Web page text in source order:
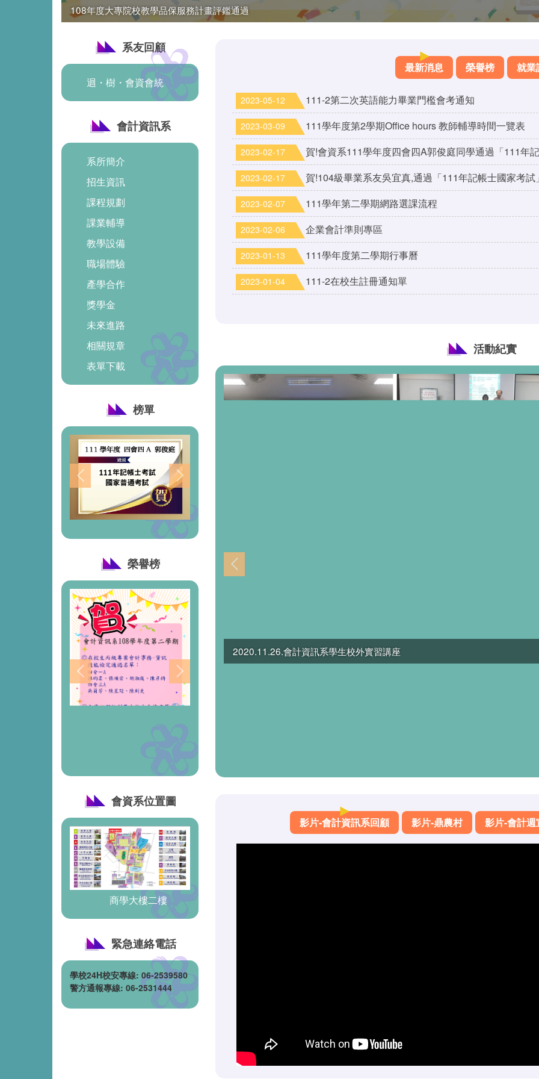
108年度大專院校教學品保服務計畫評鑑通過
一張證書、二種技能
系友回顧
迴・樹・會資會統
會計資訊系
系所簡介
招生資訊
課程規劃
課業輔導
教學設備
職場體驗
產學合作
獎學金
未來進路
相關規章
表單下載
榜單
榮譽榜
會資系位置圖
商學大樓二樓
緊急連絡電話
學校24H校安專線: 06-2539580
警方通報專線: 06-2531444
最新消息 榮譽榜 就業
2023-05-12 111-2第二次英語能力畢業門檻會考通知
2023-03-09 111學年度第2學期Office hours 教師輔導時間一覽表
2023-02-17 賀!會資系111學年度四會四A郭俊庭同學通過「111年
2023-02-17 賀!104級畢業系友吳宜真,通過「111年記帳士國家考試
2023-02-07 111學年第二學期網路選課流程
2023-02-06 企業會計準則專區
2023-01-13 111學年度第二學期行事曆
2023-01-04 111-2在校生註冊通知單
活動紀實
2020.11.26.會計資訊系學生校外實習講座
影片-會計資訊系回顧 影片-鼎農村 影片-會計週